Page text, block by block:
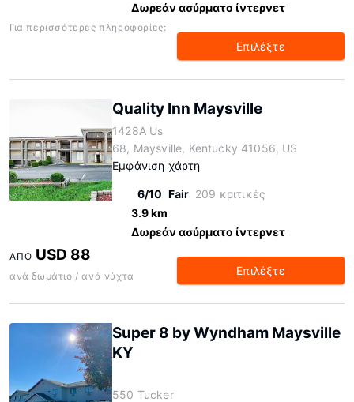
Δωρεάν ασύρματο ίντερνετ
Για περισσότερες πληροφορίες:
Επιλέξτε
Quality Inn Maysville
1428A Us
68, Maysville, Kentucky 41056, US
Εμφάνιση χάρτη
6/10 Fair 209 κριτικές
3.9 km
Δωρεάν ασύρματο ίντερνετ
ΑΠΌ USD 88
ανά δωμάτιο / ανά νύχτα Επιλέξτε
Super 8 by Wyndham Maysville
KY
550 Tucker